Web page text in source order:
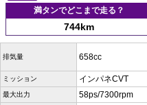
満タンでどこまで走る？
744km
排気量 658cc
ミッション インパネCVT
最大出力 58ps/7300rpm